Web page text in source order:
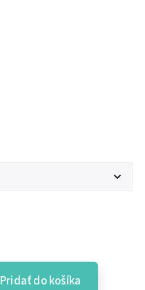
Pridať do košíka